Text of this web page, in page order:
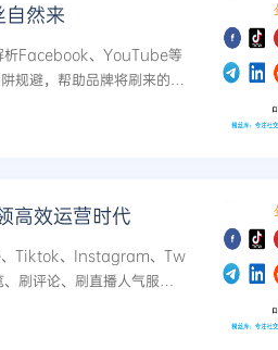
自然来
析Facebook、YouTube等
规避，帮助品牌将刷来的浏
高效运营时代
、Tiktok、Instagram、Tw
刷评论、刷直播人气服